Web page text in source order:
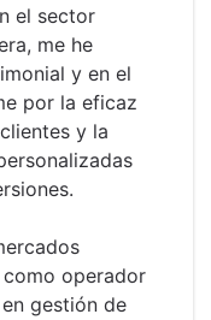
el sector
me he
y en el
por la eficaz
y la
operador
en gestión de